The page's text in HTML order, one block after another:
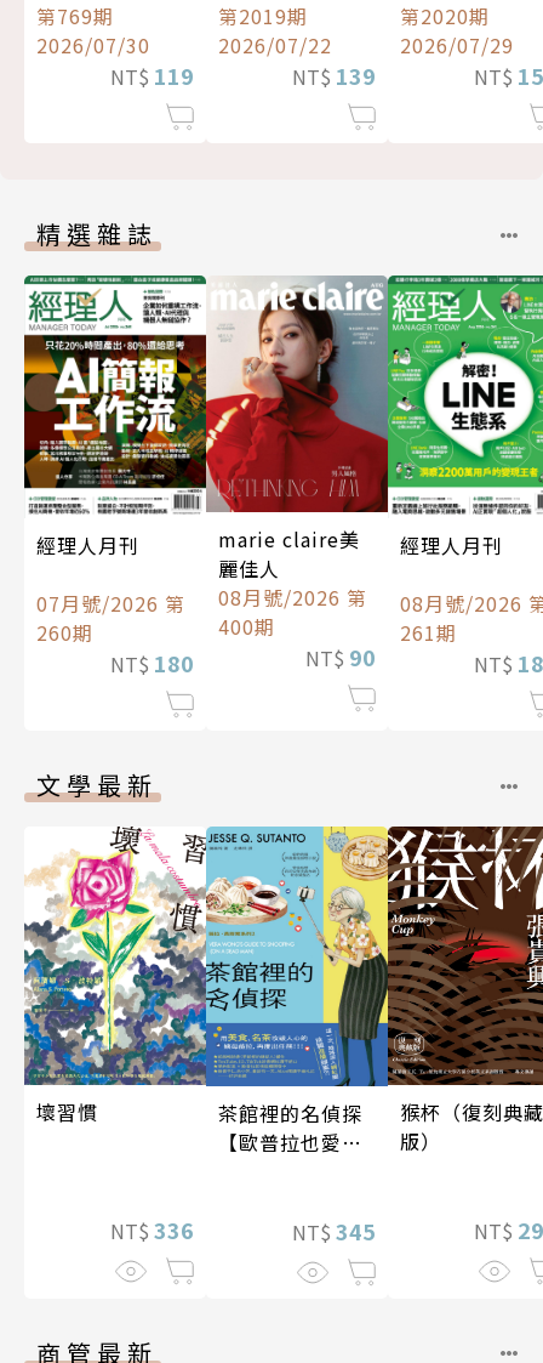
第769期
2026/07/30
NT$ 119
第2019期
2026/07/22
NT$ 139
第2020期
2026/07/29
NT$
精選雜誌
經理人月刊
07月號/2026 第
260期
NT$ 180
marie claire美
麗佳人
08月號/2026 第
400期
NT$ 90
經理人月刊
08月號/2026
261期
NT$
文學最新
壞習慣
NT$ 336
茶館裡的名偵探
【歐普拉也愛！
《茶館裡的嫌疑
人》續作】
NT$ 345
猴杯（復刻典藏
版）
NT$
商管最新